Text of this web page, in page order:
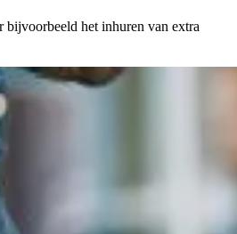
bijvoorbeeld het inhuren van extra